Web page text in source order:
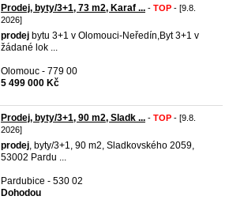
Prodej, byty/3+1, 73 m2, Karaf ... - TOP - [9.8.
2026]
prodej bytu 3+1 v Olomouci-Neředín,Byt 3+1 v
žádané lok ...
Olomouc - 779 00
5 499 000 Kč
Prodej, byty/3+1, 90 m2, Sladk ... - TOP - [9.8.
2026]
prodej, byty/3+1, 90 m2, Sladkovského 2059,
53002 Pardu ...
Pardubice - 530 02
Dohodou